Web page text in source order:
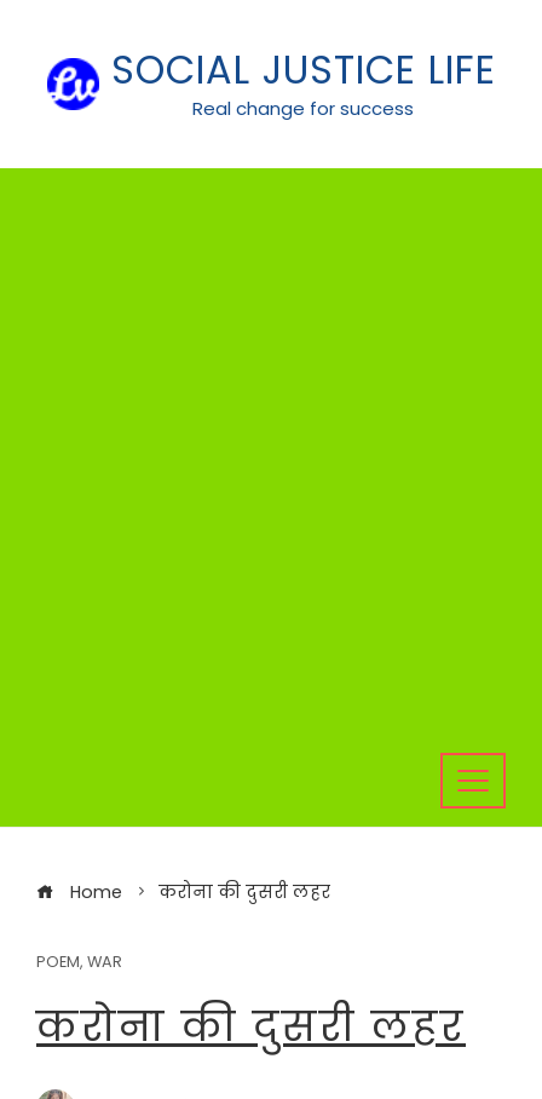
content
SOCIAL JUSTICE LIFE
Real change for success
Home करोना की दुसरी लहर
POEM, WAR
करोना की दुसरी लहर